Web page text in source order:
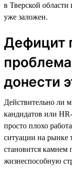
в Тверской
уже заложен.
Дефицит
донести
Действительно ли
кандидатов или
просто плохо
ситуации на рынке
становится камнем
жизнеспособную